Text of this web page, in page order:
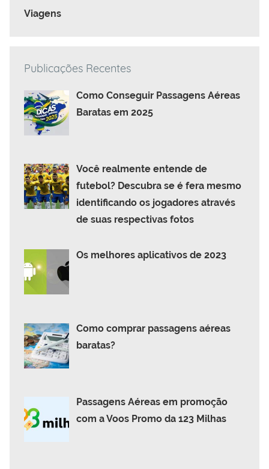
Viagens
Publicações Recentes
Como Conseguir Passagens Aéreas
Baratas em 2025
Você realmente entende de
futebol? Descubra se é fera mesmo
identificando os jogadores através
de suas respectivas fotos
Os melhores aplicativos de 2023
Como comprar passagens aéreas
baratas?
Passagens Aéreas em promoção
com a Voos Promo da 123 Milhas